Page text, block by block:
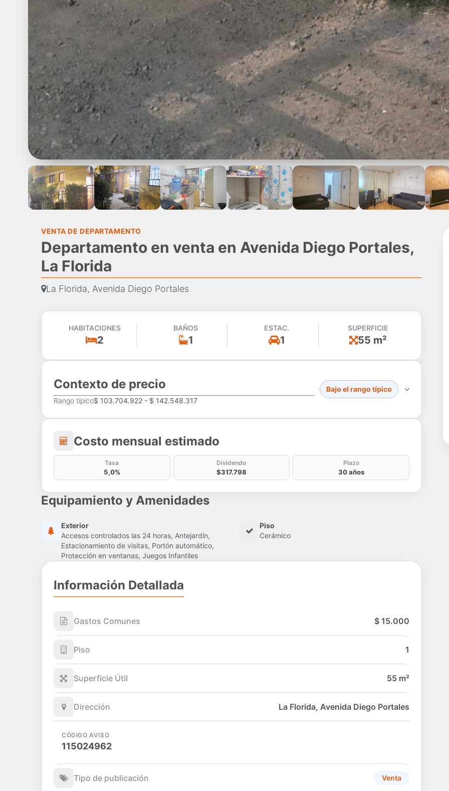
VENTA DE DEPARTAMENTO
Departamento en venta en Avenida Diego Portales,
La Florida
La Florida, Avenida Diego Portales
HABITACIONES
2
BAÑOS
1
ESTAC.
1
SUPERFICIE
55 m²
Contexto de precio
Rango típico$ 103.704.922 - $ 142.548.317
Bajo el rango típico
Costo mensual estimado
Costo mensual estimado
Tasa
5,0%
Dividendo
$317.798
Plazo
30 años
Equipamiento y Amenidades
Exterior
Accesos controlados las 24 horas, Antejardín,
Estacionamiento de visitas, Portón automático,
Protección en ventanas, Juegos Infantiles
Piso
Cerámico
Información Detallada
Gastos Comunes $ 15.000
Piso 1
Superficie Útil 55 m²
Dirección La Florida, Avenida Diego Portales
CÓDIGO AVISO
115024962
Tipo de publicación Venta